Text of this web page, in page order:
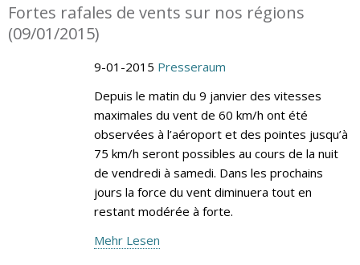
Fortes rafales de vents sur nos régions
(09/01/2015)
9-01-2015 Presseraum
Depuis le matin du 9 janvier des vitesses
maximales du vent de 60 km/h ont été
observées à l’aéroport et des pointes jusqu’à
75 km/h seront possibles au cours de la nuit
de vendredi à samedi. Dans les prochains
jours la force du vent diminuera tout en
restant modérée à forte.
Mehr Lesen